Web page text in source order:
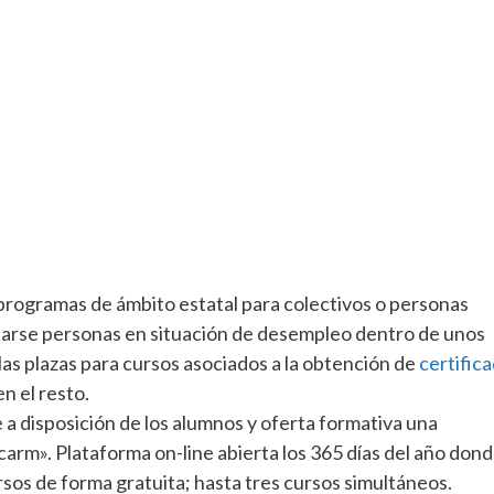
de ámbito estatal para colectivos o personas
personas en situación de desempleo dentro de unos
plazas para cursos asociados a la obtención de
el resto.
a disposición de los alumnos y oferta formativa una
Plataforma on-line abierta los 365 días del año
de forma gratuita; hasta tres cursos simultáneos.